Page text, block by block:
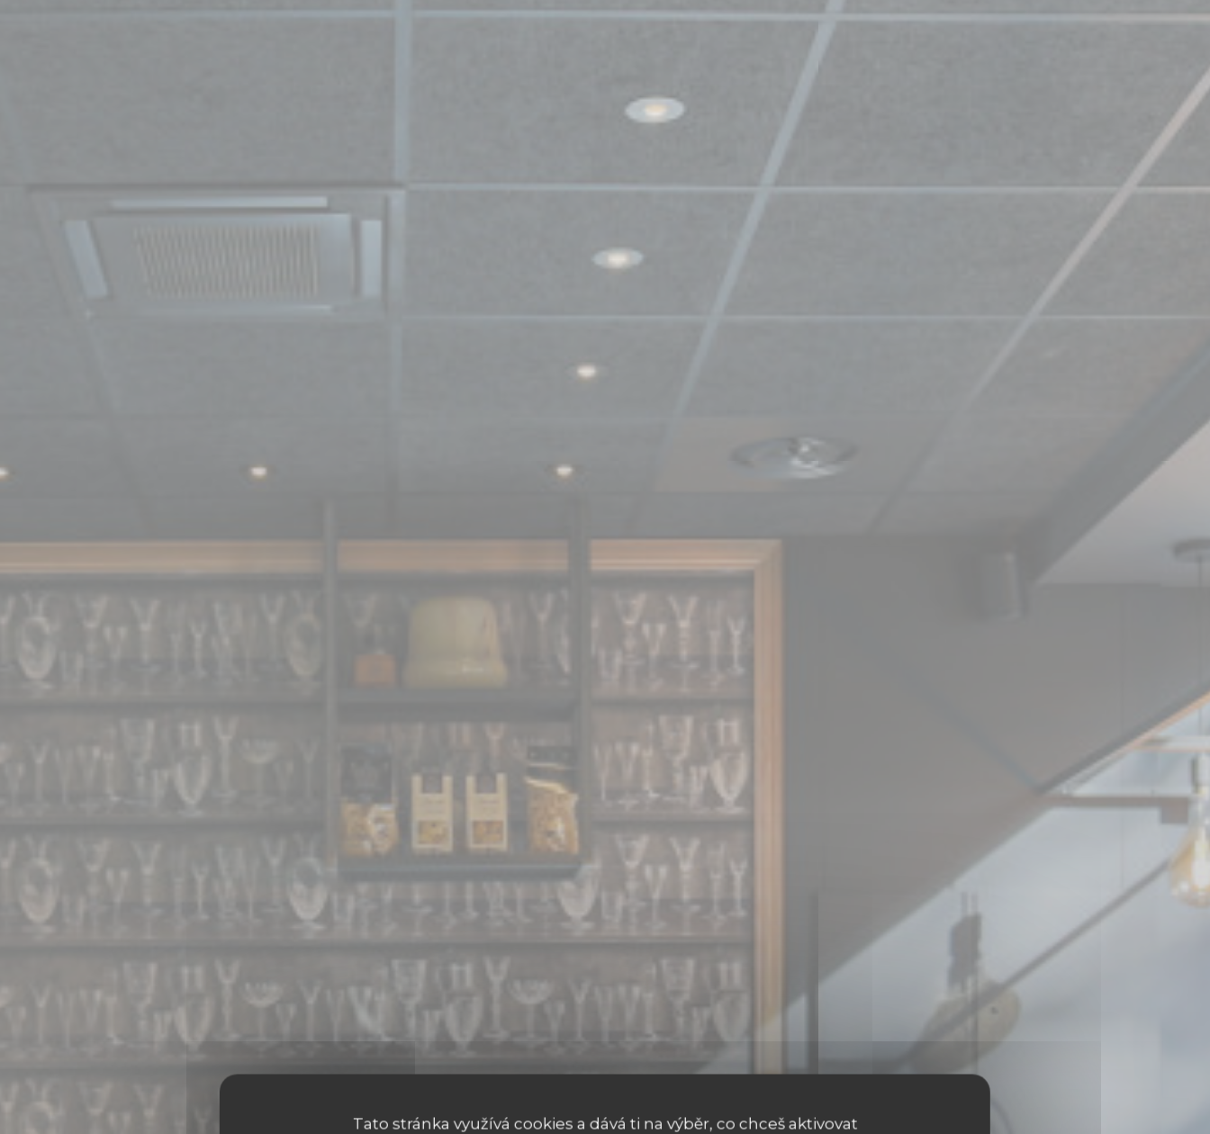
Tato stránka využívá cookies a dává ti na výběr, co chceš aktivovat